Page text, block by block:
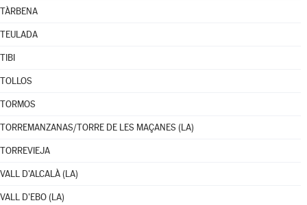
TÀRBENA
TEULADA
TIBI
TOLLOS
TORMOS
TORREMANZANAS/TORRE DE LES MAÇANES (LA)
TORREVIEJA
VALL D'ALCALÀ (LA)
VALL D'EBO (LA)